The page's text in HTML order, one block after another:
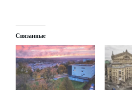
Связанные